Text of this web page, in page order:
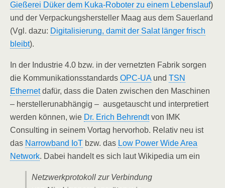
Gießerei Düker dem Kuka-Roboter zu einem Lebenslauf)
und der Verpackungshersteller Maag aus dem Sauerland
(Vgl. dazu: Digitalisierung, damit der Salat länger frisch
bleibt).
In der Industrie 4.0 bzw. in der vernetzten Fabrik sorgen
die Kommunikationsstandards OPC-UAund TSN
Ethernetdafür, dass die Daten zwischen den Maschinen
– herstellerunabhängig – ausgetauscht und interpretiert
werden können, wie Dr. Erich Behrendtvon IMK
Consulting in seinem Vortag hervorhob. Relativ neu ist
das Narrowband IoT bzw. das Low Power Wide Area
Network. Dabei handelt es sich laut Wikipedia um ein
Netzwerkprotokoll zur Verbindung